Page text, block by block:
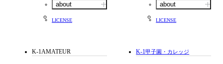
about
LICENSE
about
LICENSE
K-1AMATEUR K-1甲子園・カレッジ